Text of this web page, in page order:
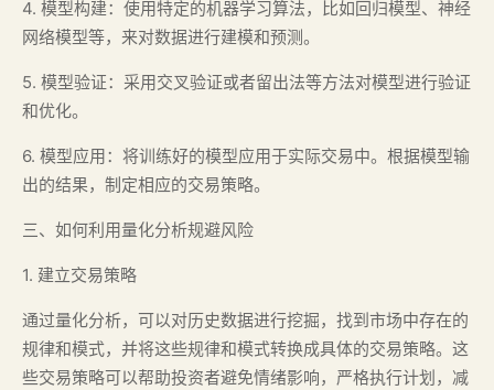
4. 模型构建：使用特定的机器学习算法，比如回归模型、神经
网络模型等，来对数据进行建模和预测。
5. 模型验证：采用交叉验证或者留出法等方法对模型进行验证
和优化。
6. 模型应用：将训练好的模型应用于实际交易中。根据模型输
出的结果，制定相应的交易策略。
三、如何利用量化分析规避风险
1. 建立交易策略
通过量化分析，可以对历史数据进行挖掘，找到市场中存在的
规律和模式，并将这些规律和模式转换成具体的交易策略。这
些交易策略可以帮助投资者避免情绪影响，严格执行计划，减